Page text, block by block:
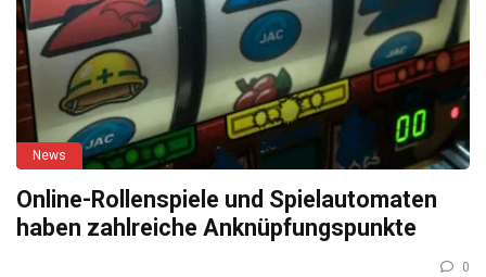
News
Online-Rollenspiele und Spielautomaten
haben zahlreiche Anknüpfungspunkte
0